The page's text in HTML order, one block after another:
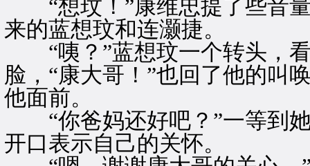
“想玟！”康维忠提了些音量
来的蓝想玟和连灏捷。
“咦？”蓝想玟一个转头，看
脸，“康大哥！”也回了他的叫
他面前。
“你爸妈还好吧？”一等到她
开口表示自己的关怀。